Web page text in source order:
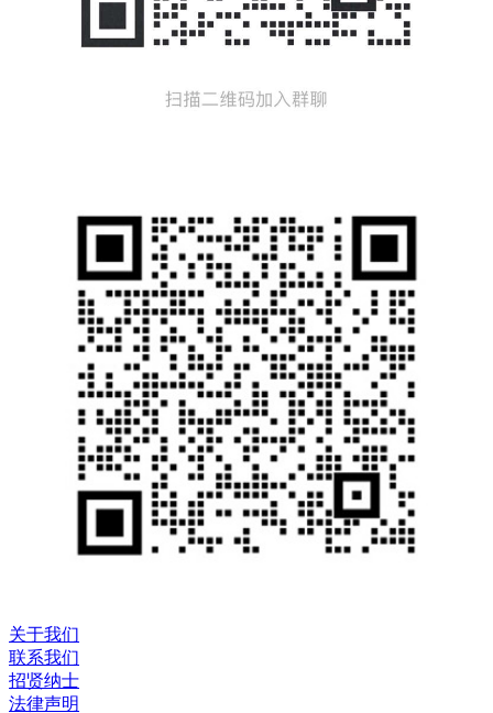
关于我们
联系我们
招贤纳士
法律声明